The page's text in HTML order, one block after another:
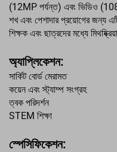
(12MP পর্যন্ত) এবং ভিডিও
শখ এবং পেশাদার প্রয়োগের জন্য
শিক্ষক এবং ছাত্রদের মধ্যে
অ্যাপ্লিকেশন:
সার্কিট বোর্ড মেরামত
কয়েন এবং স্ট্যাম্প সংগ্রহ
ত্বক পরিদর্শন
STEM শিক্ষা
স্পেসিফিকেশন: